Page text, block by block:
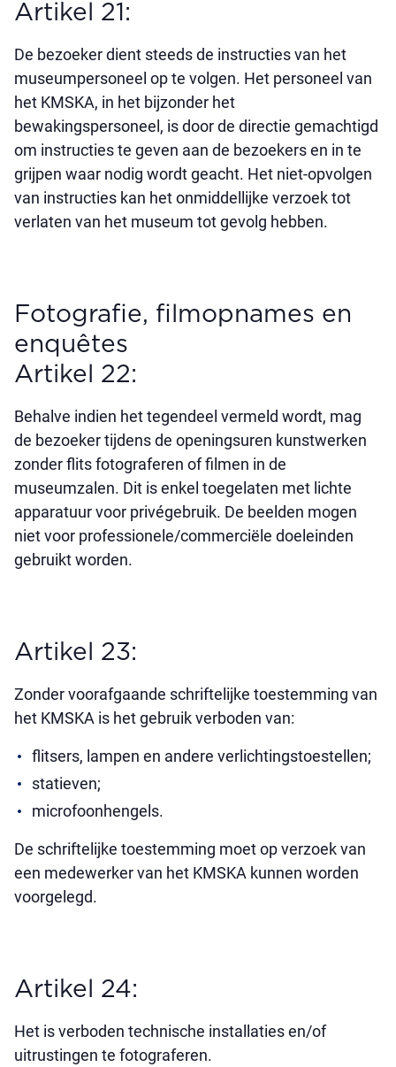
Artikel 21:
De bezoeker dient steeds de instructies van het
museumpersoneel op te volgen. Het personeel van
het KMSKA, in het bijzonder het
bewakingspersoneel, is door de directie gemachtigd
om instructies te geven aan de bezoekers en in te
grijpen waar nodig wordt geacht. Het niet-opvolgen
van instructies kan het onmiddellijke verzoek tot
verlaten van het museum tot gevolg hebben.
Fotografie, filmopnames en
enquêtes
Artikel 22:
Behalve indien het tegendeel vermeld wordt, mag
de bezoeker tijdens de openingsuren kunstwerken
zonder flits fotograferen of filmen in de
museumzalen. Dit is enkel toegelaten met lichte
apparatuur voor privégebruik. De beelden mogen
niet voor professionele/commerciële doeleinden
gebruikt worden.
Artikel 23:
Zonder voorafgaande schriftelijke toestemming van
het KMSKA is het gebruik verboden van:
flitsers, lampen en andere verlichtingstoestellen;
statieven;
microfoonhengels.
De schriftelijke toestemming moet op verzoek van
een medewerker van het KMSKA kunnen worden
voorgelegd.
Artikel 24:
Het is verboden technische installaties en/of
uitrustingen te fotograferen.